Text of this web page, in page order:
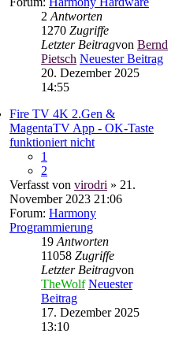
2 Antworten
1270 Zugriffe
Letzter Beitragvon Bernd
Pietsch Neuester Beitrag
20. Dezember 2025
14:55
Fire TV 4K 2.Gen &
MagentaTV App - OK-Taste
funktioniert nicht
1
2
Verfasst von virodri » 21.
November 2023 21:06
Forum: Harmony
Programmierung
19 Antworten
11058 Zugriffe
Letzter Beitragvon
TheWolf Neuester
Beitrag
17. Dezember 2025
13:10